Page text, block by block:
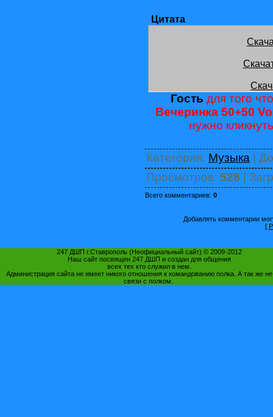
Цитата
Гость для того
Вечеринка 50+50
нужно
Категория: Музыка |
Просмотров: 528 |
Всего комментариев: 0
Добавлять комментарии
[
247 ДШП г.Ставрополь (Неофициальный сайт) © 2009-2012
Наш сайт посвящен 247 ДШП и создан для общения
всех тех кто служил в нем.
Администрация сайта не имеет никого отношения к командованию полка. А так же
связи с полком.